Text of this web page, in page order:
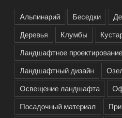
Альпинарий Беседки
Деревья
Клумбы
Ландшафтное проектирование
Ландшафтный дизайн
Освещение ландшафта
Посадочный материал